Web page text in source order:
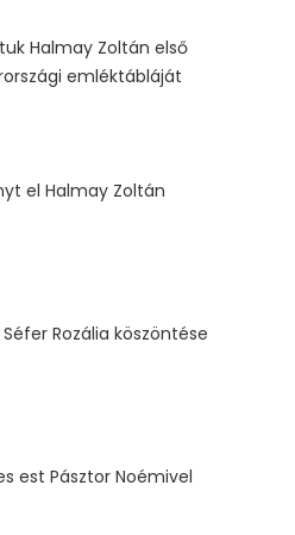
Halmay Zoltán első
emléktábláját
el Halmay Zoltán
Rozália köszöntése
est Pásztor Noémivel